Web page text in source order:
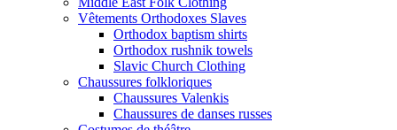
Vêtements Orthodoxes Slaves
Orthodox baptism shirts
Orthodox rushnik towels
Slavic Church Clothing
Chaussures folkloriques
Chaussures Valenkis
Chaussures de danses russes